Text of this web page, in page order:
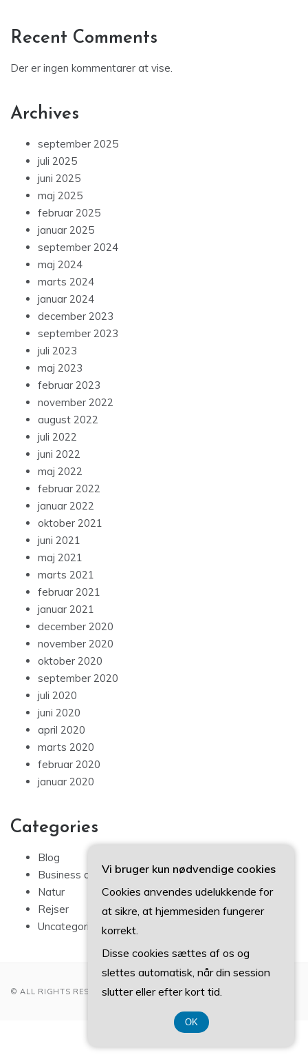
Recent Comments
Der er ingen kommentarer at vise.
Archives
september 2025
juli 2025
juni 2025
maj 2025
februar 2025
januar 2025
september 2024
maj 2024
marts 2024
januar 2024
december 2023
september 2023
juli 2023
maj 2023
februar 2023
november 2022
august 2022
juli 2022
juni 2022
maj 2022
februar 2022
januar 2022
oktober 2021
juni 2021
maj 2021
marts 2021
februar 2021
januar 2021
december 2020
november 2020
oktober 2020
september 2020
juli 2020
juni 2020
april 2020
marts 2020
februar 2020
januar 2020
Categories
Blog
Business artikler
Natur
Rejser
Uncategorized
© ALL RIGHTS RESERVED 2022
Vi bruger kun nødvendige cookies
Cookies anvendes udelukkende for
at sikre, at hjemmesiden fungerer
korrekt.
Disse cookies sættes af os og
slettes automatisk, når din session
slutter eller efter kort tid.
OK